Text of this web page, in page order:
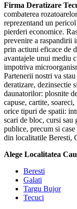
Firma Deratizare
combaterea
reprezentand un
pierderi economice.
prevenire a raspandirii
prin actiuni eficace de
avantajele unui mediu
impotriva
Partenerii nostri va
deratizare, dezinsectie
daunatorilor: plosnite
capuse, cartite,
orice tipuri de spatii:
scari de bloc, cursi sau
publice, precum si case
din localitatile Beresti,
Alege Localitatea
Beresti
Galati
Targu Bujor
Tecuci